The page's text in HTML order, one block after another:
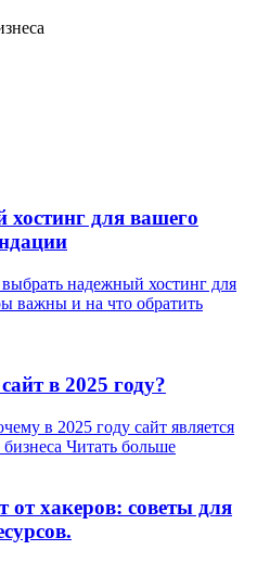
для вашего
надежный хостинг для
важны и на что обратить
в 2025 году?
в 2025 году сайт является
Читать больше
от хакеров: советы для